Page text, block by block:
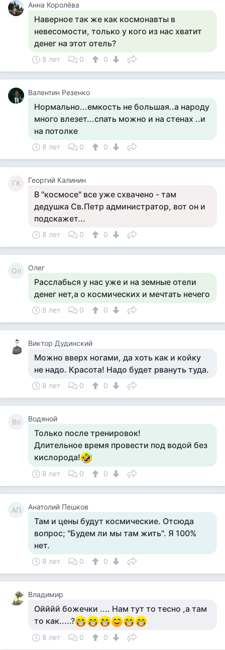
Анна Королёва
Наверное так же как космонавты в
невесомости, только у кого из нас хватит
денег на этот отель?
8 лет 0 0
Валентин Резенко
Нормально...емкость не большая..а народу
много влезет...спать можно и на стенах ..и
на потолке
8 лет 0 0
ГК Георгий Калинин
В "космосе" все уже схвачено - там
дедушка Св.Петр администратор, вот он и
подскажет...
8 лет 0 0
Ол Олег
Расслабься у нас уже и на земные отели
денег нет,а о космических и мечтать нечего
8 лет 0 0
Виктор Дудинский
Можно вверх ногами, да хоть как и койку
не надо. Красота! Надо будет рвануть туда.
8 лет 0 0
Во Водяной
Только после тренировок!
Длительное время провести под водой без
кислорода!
8 лет 0 0
АП Анатолий Пешков
Там и цены будут космические. Отсюда
вопрос; "Будем ли мы там жить". Я 100%
нет.
8 лет 0 0
Владимир
Ойййй божечки .... Нам тут то тесно ,а там
то как.....?
8 лет 0 0